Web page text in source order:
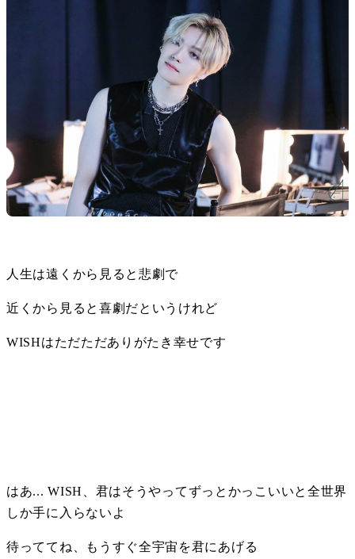
人生は遠くから見ると悲劇で
近くから見ると喜劇だというけれど
WISHはただただありがたき幸せです
はあ... WISH、君はそうやってずっとかっこいいと全世界
しか手に入らないよ
待っててね、もうすぐ全宇宙を君にあげる